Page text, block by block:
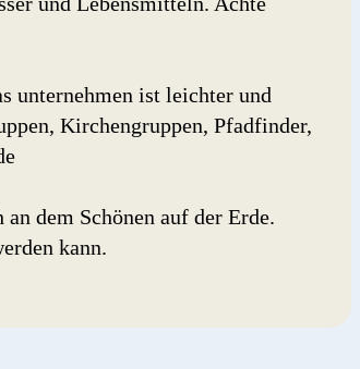
unternehmen ist leichter und
Kirchengruppen, Pfadfinder,
dem Schönen auf der Erde.
kann.